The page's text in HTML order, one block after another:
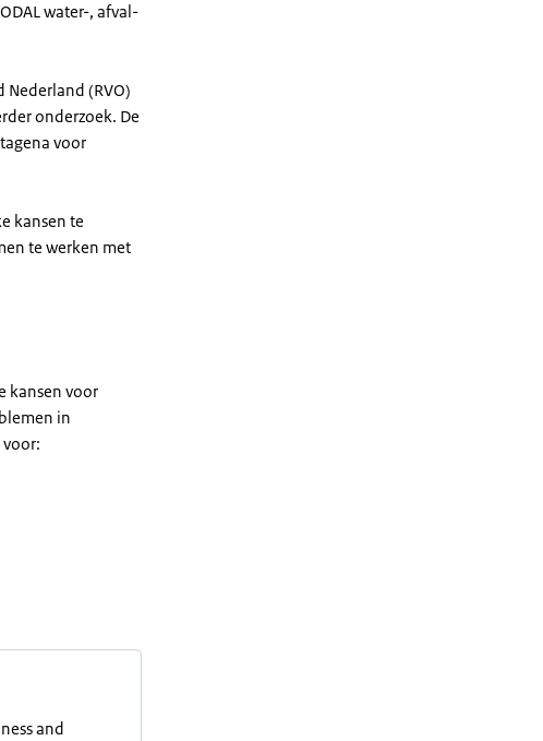
water-, afval-
Nederland (RVO)
onderzoek. De
voor
kansen te
te werken met
kansen voor
in
and